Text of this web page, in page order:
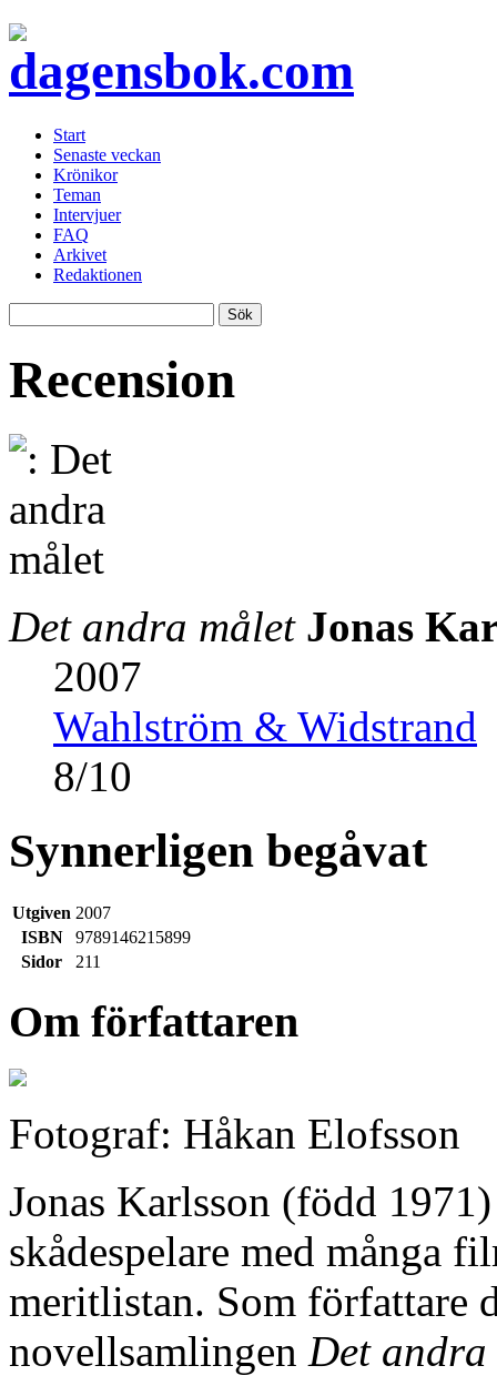
Start
Senaste veckan
Krönikor
Teman
Intervjuer
FAQ
Arkivet
Redaktionen
Recension
Det andra målet Jonas
2007
Wahlström & Widstrand
8/10
Synnerligen begåvat
Utgiven 2007
ISBN
9789146215899
Sidor
211
Om författaren
Fotograf: Håkan Elofsson
Jonas Karlsson (född
skådespelare med många
meritlistan. Som författare
novellsamlingen Det andra